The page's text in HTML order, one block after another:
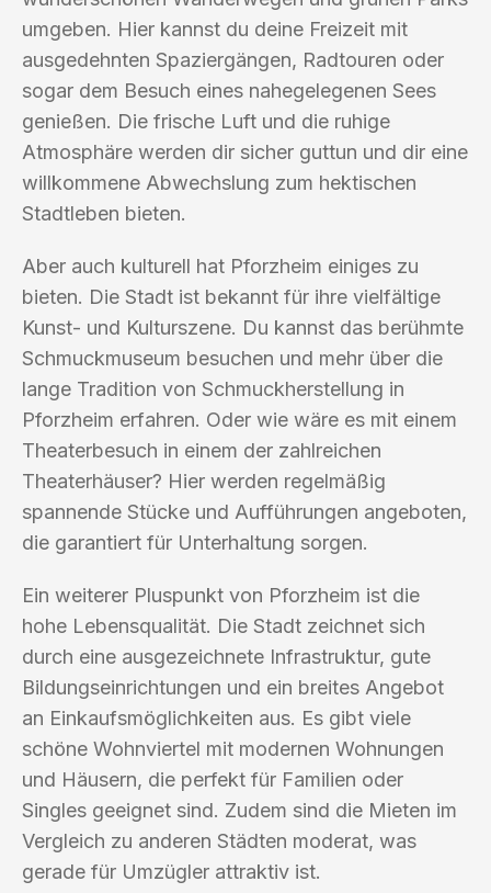
umgeben. Hier kannst du deine Freizeit mit
ausgedehnten Spaziergängen, Radtouren oder
sogar dem Besuch eines nahegelegenen Sees
genießen. Die frische Luft und die ruhige
Atmosphäre werden dir sicher guttun und dir eine
willkommene Abwechslung zum hektischen
Stadtleben bieten.
Aber auch kulturell hat Pforzheim einiges zu
bieten. Die Stadt ist bekannt für ihre vielfältige
Kunst- und Kulturszene. Du kannst das berühmte
Schmuckmuseum besuchen und mehr über die
lange Tradition von Schmuckherstellung in
Pforzheim erfahren. Oder wie wäre es mit einem
Theaterbesuch in einem der zahlreichen
Theaterhäuser? Hier werden regelmäßig
spannende Stücke und Aufführungen angeboten,
die garantiert für Unterhaltung sorgen.
Ein weiterer Pluspunkt von Pforzheim ist die
hohe Lebensqualität. Die Stadt zeichnet sich
durch eine ausgezeichnete Infrastruktur, gute
Bildungseinrichtungen und ein breites Angebot
an Einkaufsmöglichkeiten aus. Es gibt viele
schöne Wohnviertel mit modernen Wohnungen
und Häusern, die perfekt für Familien oder
Singles geeignet sind. Zudem sind die Mieten im
Vergleich zu anderen Städten moderat, was
gerade für Umzügler attraktiv ist.